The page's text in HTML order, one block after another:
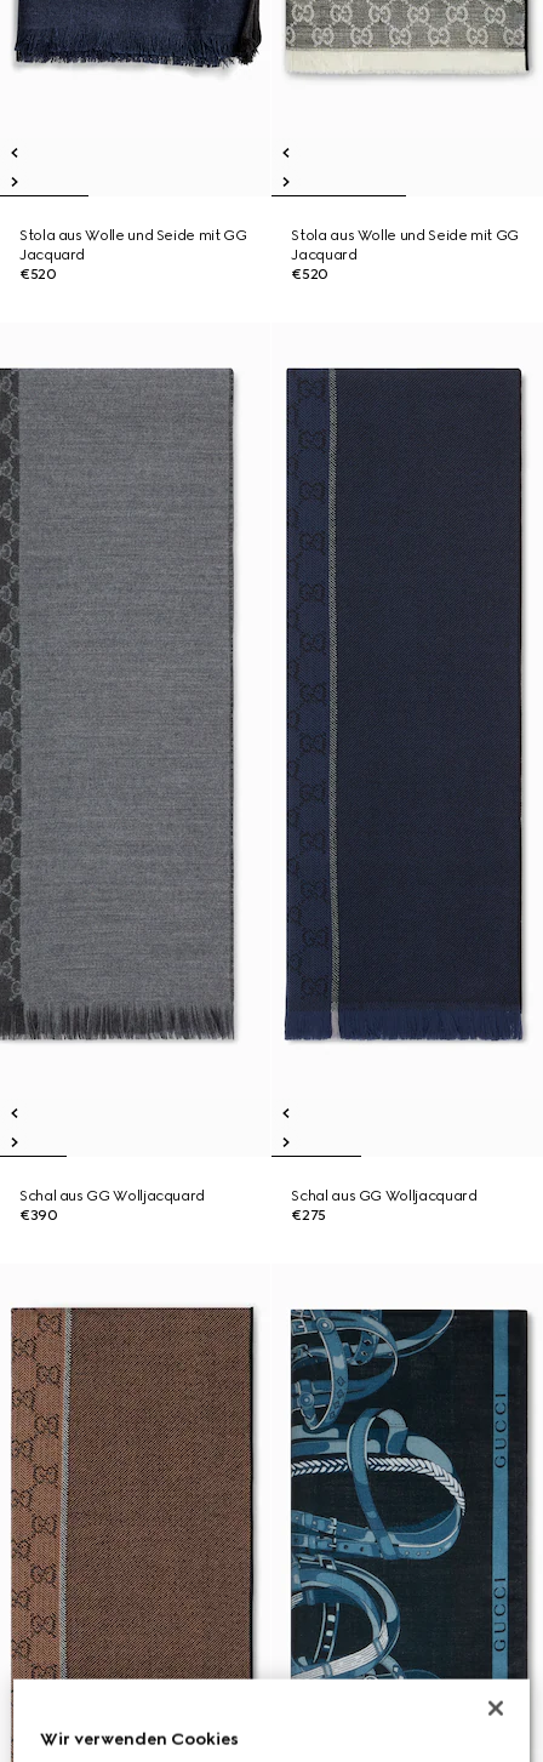
Stola aus Wolle und Seide mit GG
Jacquard
€520
Stola aus Wolle und Seide mit GG
Jacquard
€520
Schal aus GG Wolljacquard
€390
Schal aus GG Wolljacquard
€275
Wir verwenden Cookies